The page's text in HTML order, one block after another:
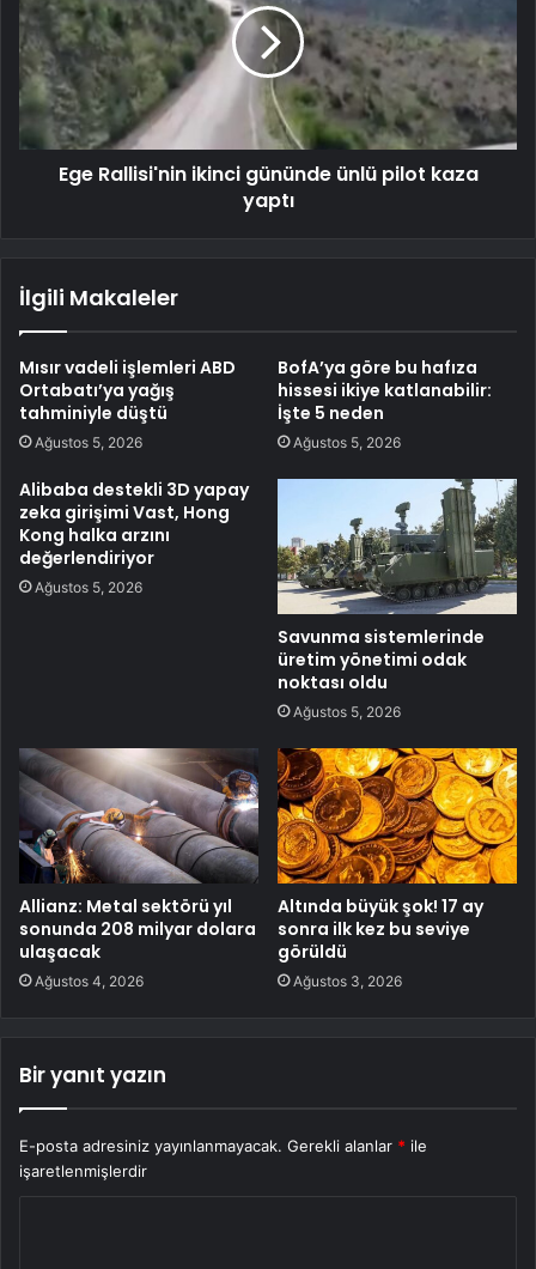
Ege Rallisi'nin ikinci gününde ünlü pilot kaza
yaptı
İlgili Makaleler
Mısır vadeli işlemleri ABD
Ortabatı’ya yağış
tahminiyle düştü
Ağustos 5, 2026
BofA’ya göre bu hafıza
hissesi ikiye katlanabilir:
İşte 5 neden
Ağustos 5, 2026
Alibaba destekli 3D yapay
zeka girişimi Vast, Hong
Kong halka arzını
değerlendiriyor
Ağustos 5, 2026
Savunma sistemlerinde
üretim yönetimi odak
noktası oldu
Ağustos 5, 2026
Allianz: Metal sektörü yıl
sonunda 208 milyar dolara
ulaşacak
Ağustos 4, 2026
Altında büyük şok! 17 ay
sonra ilk kez bu seviye
görüldü
Ağustos 3, 2026
Bir yanıt yazın
E-posta adresiniz yayınlanmayacak. Gerekli alanlar * ile
işaretlenmişlerdir